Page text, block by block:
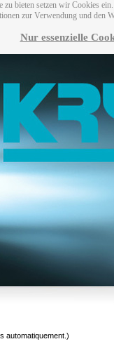
zu bieten setzen wir Cookies
zur Verwendung und den
Nur essenzielle
automatiquement.)